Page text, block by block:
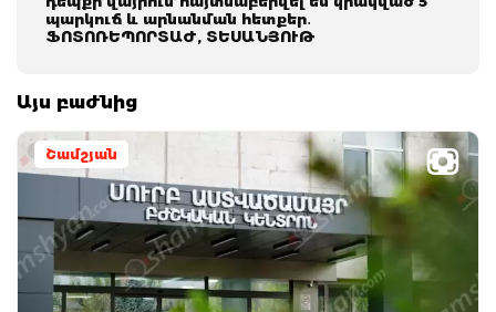
պարկուճ և արնանման հետքեր․
ՖՈՏՈՌԵՊՈՐՏԱԺ, ՏԵՍԱՆՅՈՒԹ
Այս բաժնից
Շամշյան